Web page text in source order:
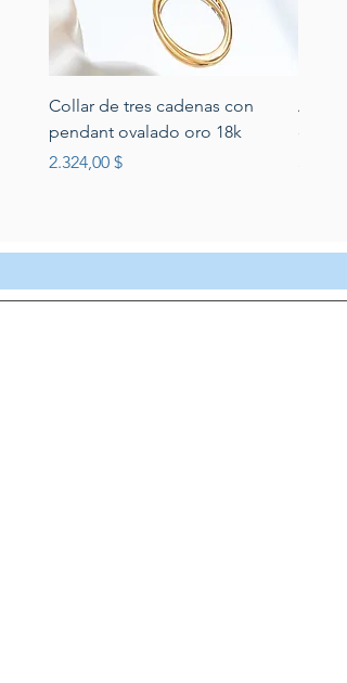
Collar de tres cadenas con
pendant ovalado oro 18k
Preis
2.324,00 $